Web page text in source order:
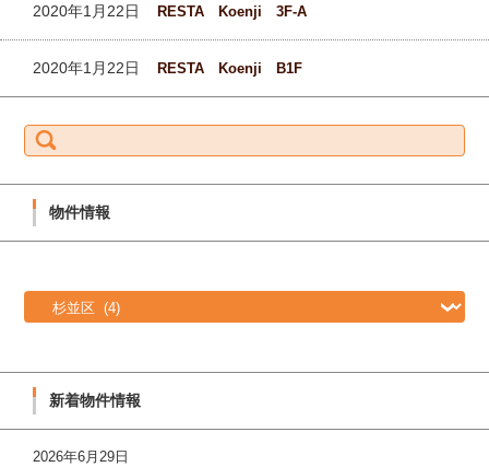
2020年1月22日 RESTA Koenji 3F-A
2020年1月22日 RESTA Koenji B1F
e
物件情報
新着物件情報
2026年6月29日